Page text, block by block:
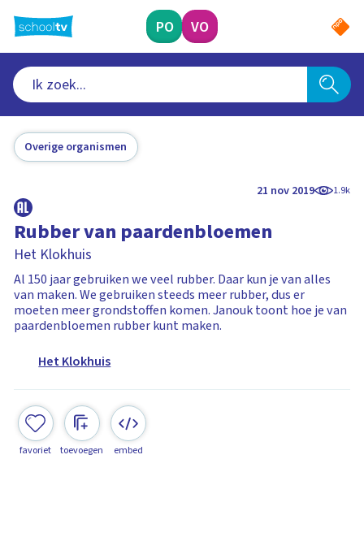
naar
hoofdinhoud
PO VO
Overige organismen
21 nov 2019 1.9k
Rubber van paardenbloemen
Het Klokhuis
Al 150 jaar gebruiken we veel rubber. Daar kun je van alles
van maken. We gebruiken steeds meer rubber, dus er
moeten meer grondstoffen komen. Janouk toont hoe je van
paardenbloemen rubber kunt maken.
Het Klokhuis
favoriet toevoegen embed